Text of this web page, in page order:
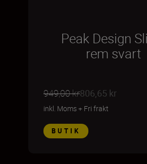
Peak Design
rem svart
949,00 kr806,65 kr
inkl. Moms+ Fri frakt
BUTIK